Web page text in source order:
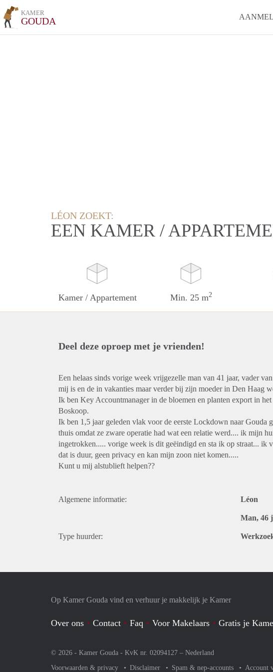
KAMER
GOUDA
LÉON ZOEKT:
EEN KAMER /
Kamer / Appartement Min. 25 m2
Deel deze oproep met je vrienden!
Een helaas sinds vorige week vrijgezelle man van 41 jaar, vader
mij is en de in vakanties maar verder bij zijn moeder in Den Haag
Ik ben Key Accountmanager in de bloemen en planten export in
Boskoop.
Ik ben 1,5 jaar geleden vlak voor de eerste Lockdown naar Gouda
thuis omdat ze zware operatie had wat een relatie werd.... ik mijn
ingetrokken..... vorige week is dit geëindigd en sta ik op straat...
dat is duur, geen privacy en kan mijn zoon niet komen.....
Kunt u mij alstublieft helpen??
Algemene informatie: Léon
Man, 46
Type huurder:
Op Kamer Gouda vind en verhuur je makkelijk je Kamer
Over ons Contact Faq Voor Makelaars Gratis je
© 2026 - Kamer Gouda - KvK nr. 02094127 – Nederland
Voorwaarden & privacy
Disclaimer Spam & nep-accounts Account